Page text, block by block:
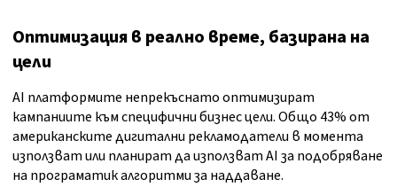
Оптимизация в реално време, базирана на
цели
AI платформите непрекъснато оптимизират
кампаниите към специфични бизнес цели. Общо 43% от
американските дигитални рекламодатели в момента
използват или планират да използват AI за подобряване
на програматик алгоритми за наддаване.